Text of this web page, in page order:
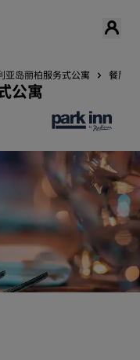
亚岛丽柏服务式公寓 餐厅与
公寓